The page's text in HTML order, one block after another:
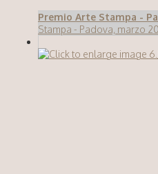
Premio Arte Stampa -
Stampa - Padova, marzo